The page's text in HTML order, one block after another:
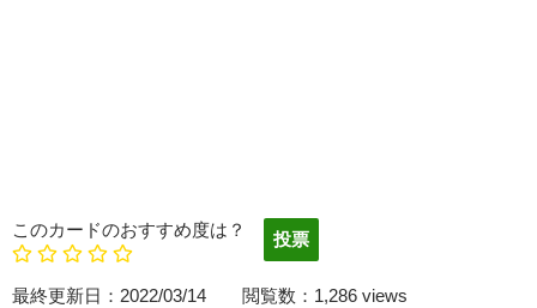
このカードのおすすめ度は？
最終更新日：2022/03/14 閲覧数：1,286 views